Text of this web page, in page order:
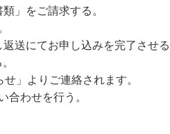
」をご請求する。
送にてお申し込みを完了させる
」よりご連絡されます。
わせを行う。